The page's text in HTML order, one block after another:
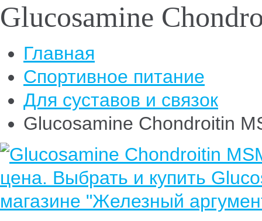
Glucosamine
Главная
Спортивное питание
Для суставов и связок
Glucosamine Chondroitin